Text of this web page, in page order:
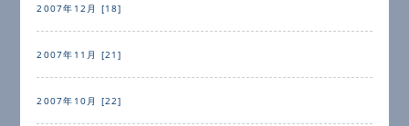
2007年12月 [18]
2007年11月 [21]
2007年10月 [22]